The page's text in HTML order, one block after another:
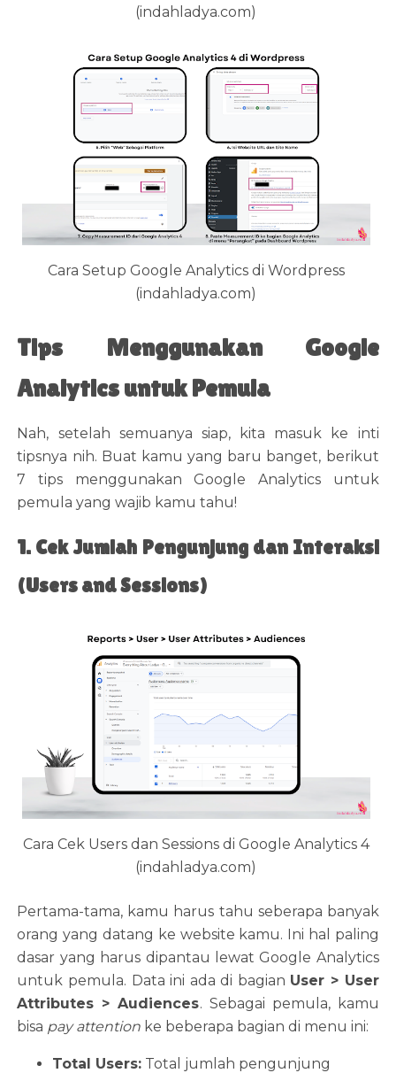
(indahladya.com)
Cara Setup Google Analytics di Wordpress
(indahladya.com)
Tips Menggunakan Google
Analytics untuk Pemula
Nah, setelah semuanya siap, kita masuk ke inti
tipsnya nih. Buat kamu yang baru banget, berikut
7 tips menggunakan Google Analytics untuk
pemula yang wajib kamu tahu!
1. Cek Jumlah Pengunjung dan Interaksi
(Users and Sessions)
Cara Cek Users dan Sessions di Google Analytics 4
(indahladya.com)
Pertama-tama, kamu harus tahu seberapa banyak
orang yang datang ke website kamu. Ini hal paling
dasar yang harus dipantau lewat Google Analytics
untuk pemula. Data ini ada di bagian User > User
Attributes > Audiences. Sebagai pemula, kamu
bisa pay attention ke beberapa bagian di menu ini:
Total Users: Total jumlah pengunjung